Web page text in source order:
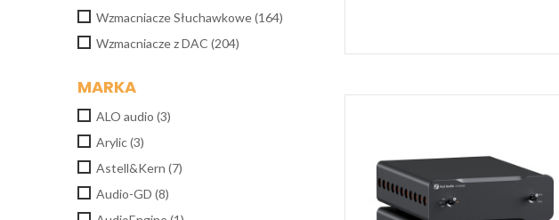
Wzmacniacze Słuchawkowe(164)
Wzmacniacze z DAC (204)
MARKA
ALO audio (3)
Arylic(3)
Astell&Kern (7)
Audio-GD (8)